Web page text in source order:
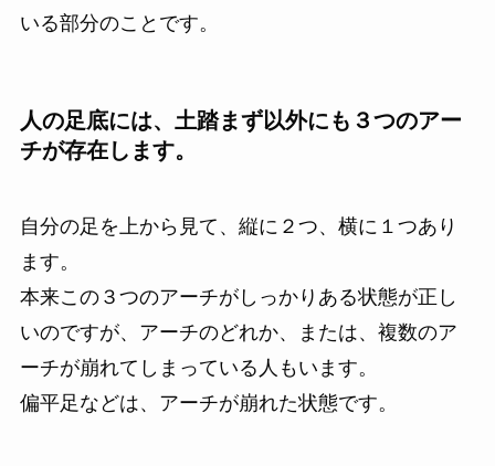
いる部分のことです。
人の足底には、土踏まず以外にも３つのアー
チが存在します。
自分の足を上から見て、縦に２つ、横に１つあり
ます。
本来この３つのアーチがしっかりある状態が正し
いのですが、アーチのどれか、または、複数のア
ーチが崩れてしまっている人もいます。
偏平足などは、アーチが崩れた状態です。